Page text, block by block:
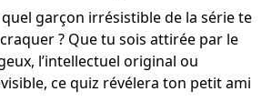
garçon irrésistible de la série te
? Que tu sois attirée par le
l’intellectuel original ou
ce quiz révélera ton petit ami